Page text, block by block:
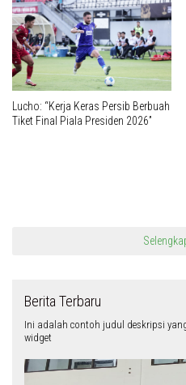
Berita Olahraga
Ini contoh widget dengan style gallery
mengaturnya pada widget recent post
Shin Tae-yong Kecewa Persija